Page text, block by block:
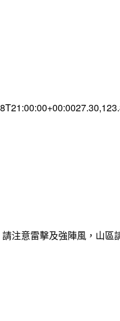
注意雷擊及強陣風，山區